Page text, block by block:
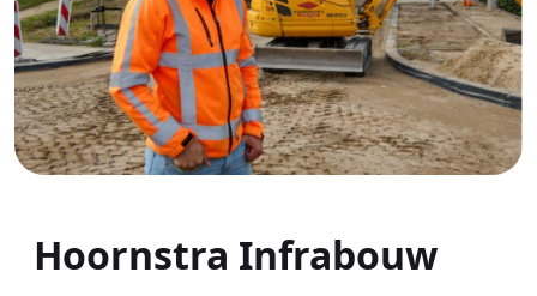
Hoornstra Infrabouw